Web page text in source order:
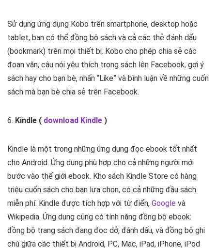
Sử dụng ứng dụng Kobo trên smartphone, desktop hoặc
tablet, bạn có thể đồng bộ sách và cả các thẻ đánh dấu
(bookmark) trên mọi thiết bị. Kobo cho phép chia sẻ các
đoạn văn, câu nói yêu thích trong sách lên Facebook, gợi ý
sách hay cho bạn bè, nhấn “Like” và bình luận về những cuốn
sách mà bạn bè chia sẻ trên Facebook.
6. Kindle ( download Kindle )
Kindle là một trong những ứng dụng đọc ebook tốt nhất
cho Android. Ứng dụng phù hợp cho cả những người mới
bước vào thế giới ebook. Kho sách Kindle Store có hàng
triệu cuốn sách cho bạn lựa chọn, có cả những đầu sách
miễn phí. Kindle được tích hợp với từ điển, Google và
Wikipedia. Ứng dụng cũng có tính năng đồng bộ ebook:
đồng bộ trang sách đang đọc dở, đánh dấu, và đồng bộ ghi
chú giữa các thiết bị Android, PC, Mac, iPad, iPhone, iPod